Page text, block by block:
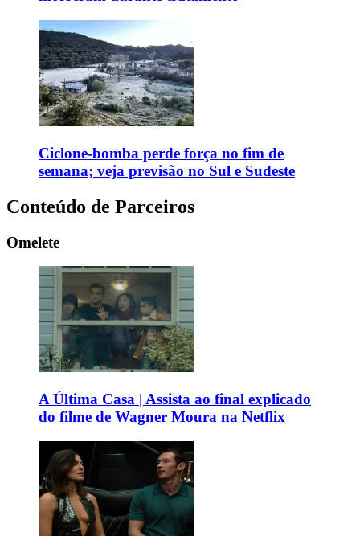
Ciclone-bomba perde força no fim de
semana; veja previsão no Sul e Sudeste
Conteúdo de Parceiros
Omelete
A Última Casa | Assista ao final explicado
do filme de Wagner Moura na Netflix